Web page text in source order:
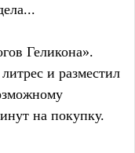
Геликона».
и разместил
на покупку.